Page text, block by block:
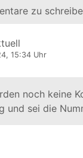
zu
15:34 Uhr
noch keine
und sei die